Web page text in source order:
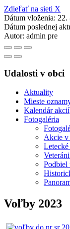
Zdieľať na sieti X
Dátum vloženia: 22.
Dátum poslednej
Autor: admin pre
Udalosti v obci
Aktuality
Mieste
Kalendár akcií
Fotogaléria
Akcie v
Podbiel
Voľby 2023